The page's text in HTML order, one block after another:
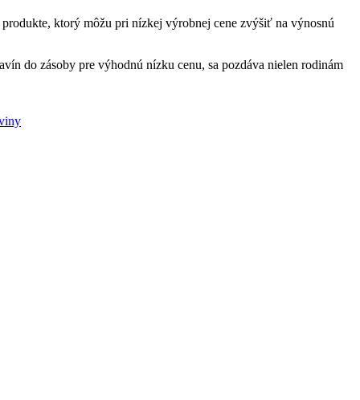
ktorý môžu pri nízkej výrobnej cene zvýšiť na výnosnú
do zásoby pre výhodnú nízku cenu, sa pozdáva nielen rodinám